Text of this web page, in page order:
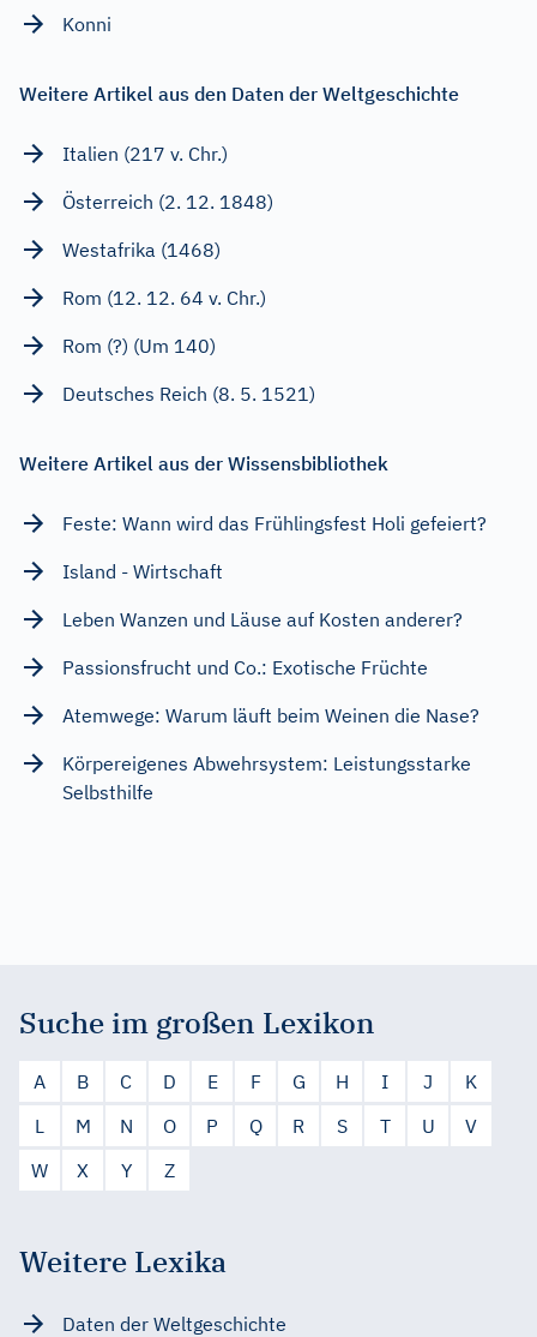
Konni
Weitere Artikel aus den Daten der Weltgeschichte
Italien (217 v. Chr.)
Österreich (2. 12. 1848)
Westafrika (1468)
Rom (12. 12. 64 v. Chr.)
Rom (?) (Um 140)
Deutsches Reich (8. 5. 1521)
Weitere Artikel aus der Wissensbibliothek
Feste: Wann wird das Frühlingsfest Holi gefeiert?
Island - Wirtschaft
Leben Wanzen und Läuse auf Kosten anderer?
Passionsfrucht und Co.: Exotische Früchte
Atemwege: Warum läuft beim Weinen die Nase?
Körpereigenes Abwehrsystem: Leistungsstarke
Selbsthilfe
Suche im großen Lexikon
A B C D E F G H I J
K
L
M N O P Q R S T U
V
W
X Y Z
Weitere Lexika
Daten der Weltgeschichte